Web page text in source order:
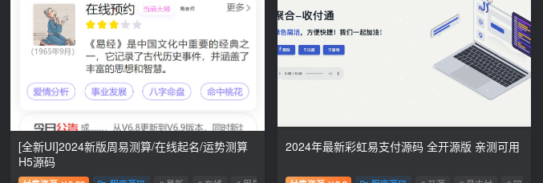
[全新UI]2024新版周易测算/在线起名/运势测算
H5源码
2024年最新彩虹易支付源码 全开源版 亲测可用